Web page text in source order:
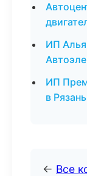
ИП
ИП
в Рязань
← Все